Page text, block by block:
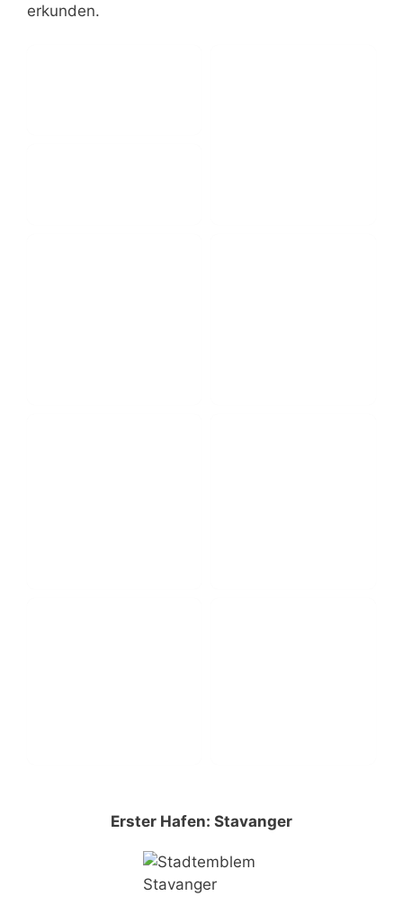
erkunden.
Erster Hafen: Stavanger